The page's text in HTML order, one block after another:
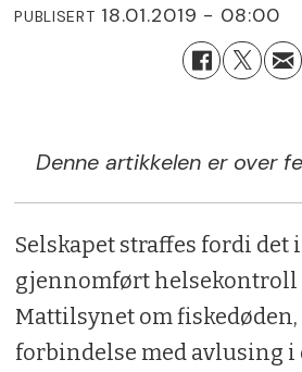
PUBLISERT 18.01.2019 - 08:00
Denne artikkelen er over
Selskapet straffes fordi det
gjennomført helsekontroll
Mattilsynet om fiskedøden,
forbindelse med avlusing i